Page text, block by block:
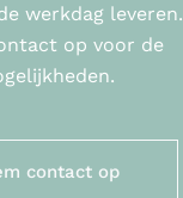
werkdag leveren.
op voor de
contact op